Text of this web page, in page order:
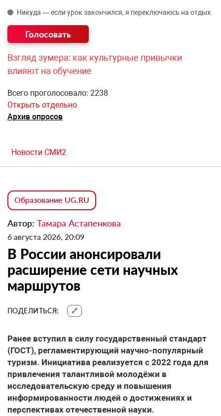
Никуда — если урок закончился, я переключаюсь на отдых.
Взгляд зумера: как культурные привычки
влияют на обучение
Всего проголосовало: 2238
Открыть отдельно
Архив опросов
Новости СМИ2
Образование UG.RU
Автор: Тамара Астапенкова
6 августа 2026, 20:09
В России анонсировали
расширение сети научных
маршрутов
ПОДЕЛИТЬСЯ: 🔗
Ранее вступил в силу государственный стандарт
(ГОСТ), регламентирующий научно-популярный
туризм. Инициатива реализуется с 2022 года для
привлечения талантливой молодёжи в
исследовательскую среду и повышения
информированности людей о достижениях и
перспективах отечественной науки.